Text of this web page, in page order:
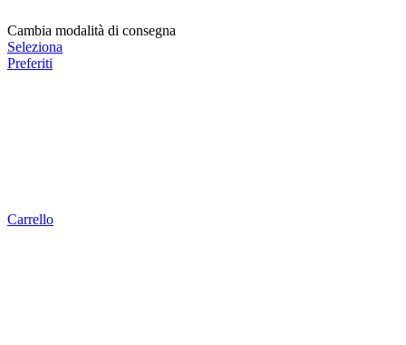
Cambia modalità di consegna
Seleziona
Preferiti
Carrello